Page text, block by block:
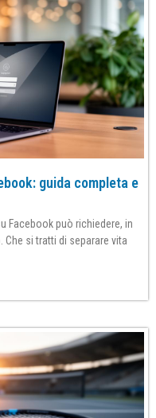
guida completa e
Facebook può richiedere, in
si tratti di separare vita